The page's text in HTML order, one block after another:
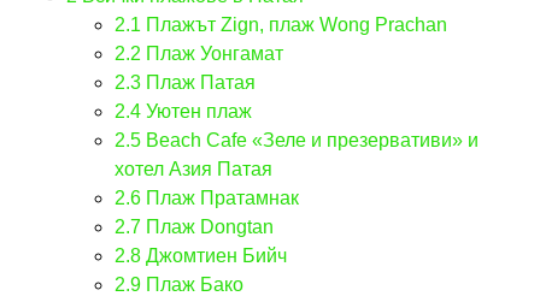
2.1 Плажът Zign, плаж Wong Prachan
2.2 Плаж Уонгамат
2.3 Плаж Патая
2.4 Уютен плаж
2.5 Beach Cafe «Зеле и презервативи» и
хотел Азия Патая
2.6 Плаж Пратамнак
2.7 Плаж Dongtan
2.8 Джомтиен Бийч
2.9 Плаж Бако